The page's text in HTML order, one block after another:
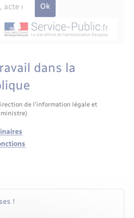
dans la
de l'information légale et
!